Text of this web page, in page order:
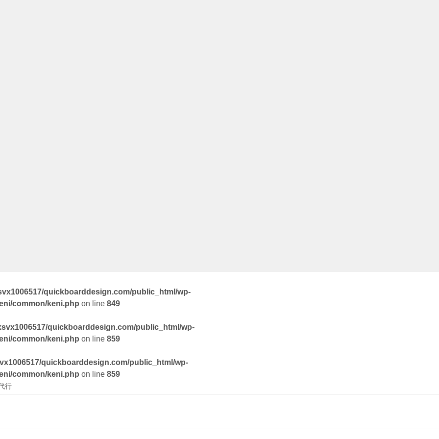
quickboarddesign.com/public_html/wp-
common/keni.php on line 849
quickboarddesign.com/public_html/wp-
common/keni.php on line 859
quickboarddesign.com/public_html/wp-
common/keni.php on line 859
行